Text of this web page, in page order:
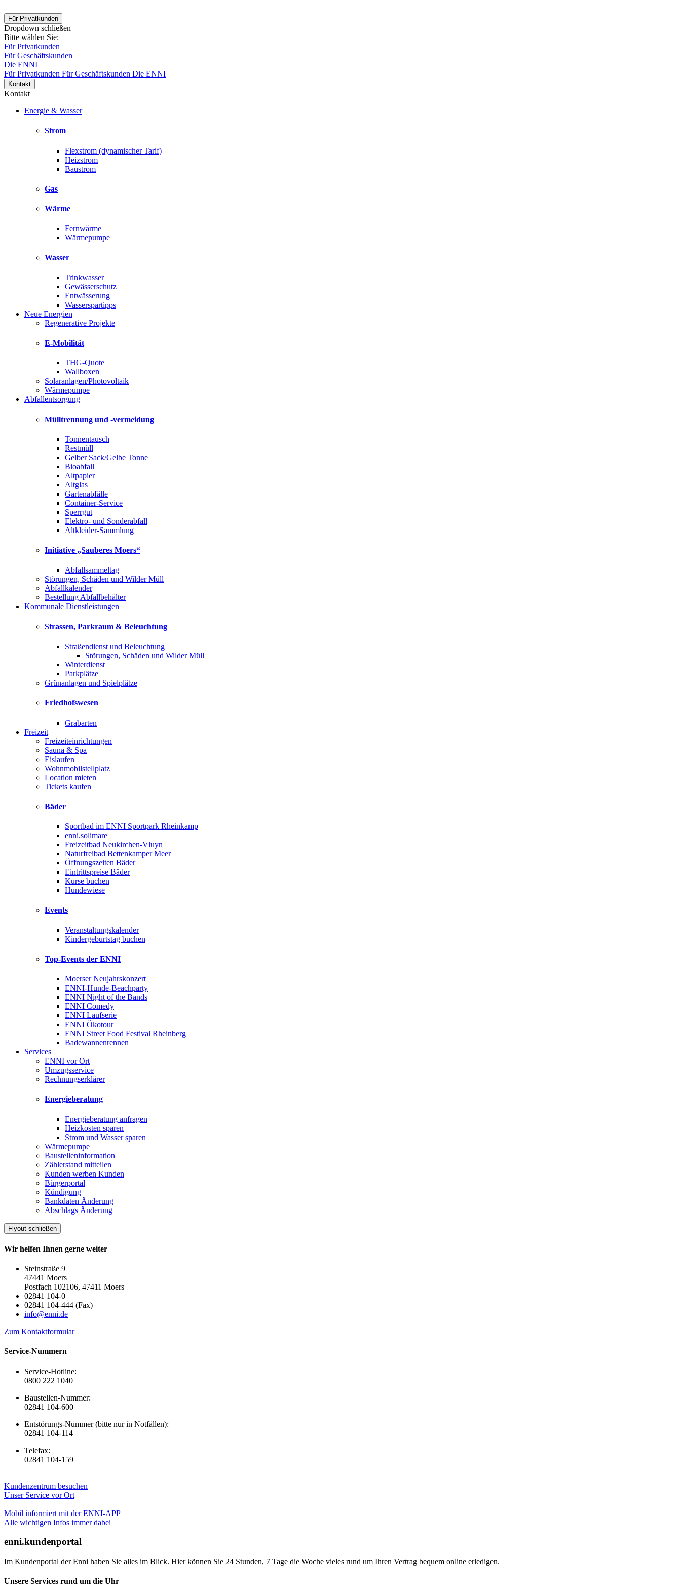
Für Privatkunden
Dropdown schließen
Bitte wählen Sie:
Für Privatkunden
Für Geschäftskunden
Die ENNI
Für Privatkunden Für Geschäftskunden Die ENNI
Kontakt
Kontakt
Energie & Wasser
Strom
Flexstrom (dynamischer Tarif)
Heizstrom
Baustrom
Gas
Wärme
Fernwärme
Wärmepumpe
Wasser
Trinkwasser
Gewässerschutz
Entwässerung
Wasserspartipps
Neue Energien
Regenerative Projekte
E-Mobilität
THG-Quote
Wallboxen
Solaranlagen/Photovoltaik
Wärmepumpe
Abfallentsorgung
Mülltrennung und -vermeidung
Tonnentausch
Restmüll
Gelber Sack/Gelbe Tonne
Bioabfall
Altpapier
Altglas
Gartenabfälle
Container-Service
Sperrgut
Elektro- und Sonderabfall
Altkleider-Sammlung
Initiative „Sauberes Moers“
Abfallsammeltag
Störungen, Schäden und Wilder Müll
Abfallkalender
Bestellung Abfallbehälter
Kommunale Dienstleistungen
Strassen, Parkraum & Beleuchtung
Straßendienst und Beleuchtung
Störungen, Schäden und Wilder Müll
Winterdienst
Parkplätze
Grünanlagen und Spielplätze
Friedhofswesen
Grabarten
Freizeit
Freizeiteinrichtungen
Sauna & Spa
Eislaufen
Wohnmobilstellplatz
Location mieten
Tickets kaufen
Bäder
Sportbad im ENNI Sportpark Rheinkamp
enni.solimare
Freizeitbad Neukirchen-Vluyn
Naturfreibad Bettenkamper Meer
Öffnungszeiten Bäder
Eintrittspreise Bäder
Kurse buchen
Hundewiese
Events
Veranstaltungskalender
Kindergeburtstag buchen
Top-Events der ENNI
Moerser Neujahrskonzert
ENNI-Hunde-Beachparty
ENNI Night of the Bands
ENNI Comedy
ENNI Laufserie
ENNI Ökotour
ENNI Street Food Festival Rheinberg
Badewannenrennen
Services
ENNI vor Ort
Umzugsservice
Rechnungserklärer
Energieberatung
Energieberatung anfragen
Heizkosten sparen
Strom und Wasser sparen
Wärmepumpe
Baustelleninformation
Zählerstand mitteilen
Kunden werben Kunden
Bürgerportal
Kündigung
Bankdaten Änderung
Abschlags Änderung
Flyout schließen
Wir helfen Ihnen gerne weiter
Steinstraße 9
47441 Moers
Postfach 102106, 47411 Moers
02841 104-0
02841 104-444 (Fax)
info@enni.de
Zum Kontaktformular
Service-Nummern
Service-Hotline:
0800 222 1040
Baustellen-Nummer:
02841 104-600
Entstörungs-Nummer (bitte nur in Notfällen):
02841 104-114
Telefax:
02841 104-159
Kundenzentrum besuchen
Unser Service vor Ort
Mobil informiert mit der ENNI-APP
Alle wichtigen Infos immer dabei
enni.kundenportal
Im Kundenportal der Enni haben Sie alles im Blick. Hier können Sie 24 Stunden, 7 Tage die Woche vieles rund um Ihren Vertrag bequem online erledigen.
Unsere Services rund um die Uhr